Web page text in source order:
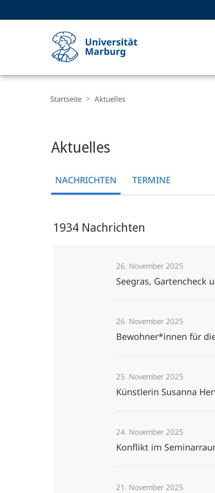
Philipps-
Marburg
Navigation
Startseite Aktuelles
Aktuelles
NACHRICHTEN TERMINE
1934 Nachrichten
26. November 2025
Seegras, Gartencheck
26. November 2025
Bewohner*innen für
25. November 2025
Künstlerin Susanna
24. November 2025
Konflikt im
21. November 2025